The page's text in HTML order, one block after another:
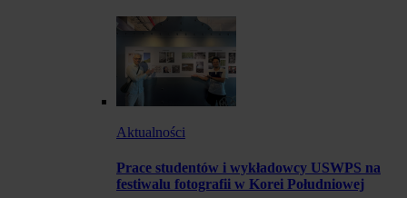
Aktualności
Prace studentów i wykładowcy USWPS na
festiwalu fotografii w Korei Południowej